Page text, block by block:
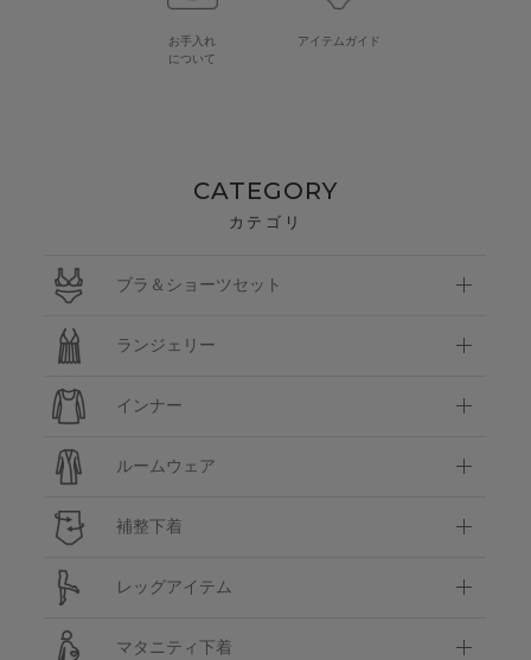
お手入れ
について
アイテムガイド
CATEGORY
カテゴリ
ブラ＆ショーツセット
ランジェリー
インナー
ルームウェア
補整下着
レッグアイテム
マタニティ下着